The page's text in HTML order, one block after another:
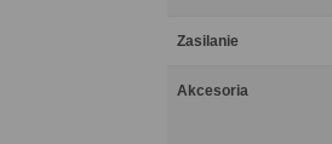
Zasilanie
Akcesoria